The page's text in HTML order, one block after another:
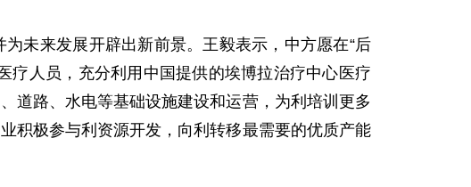
未来发展开辟出新前景。王毅表示，中方愿在“后
疗人员，充分利用中国提供的埃博拉治疗中心医疗
道路、水电等基础设施建设和运营，为利培训更多
积极参与利资源开发，向利转移最需要的优质产能